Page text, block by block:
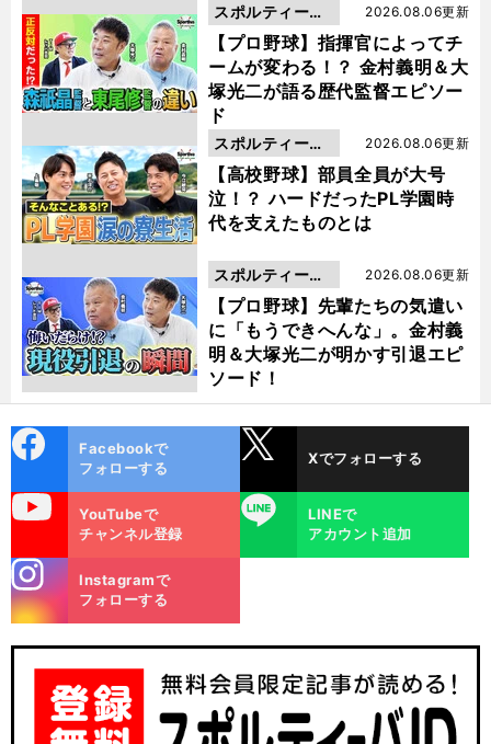
【プロ野球】指揮官によってチ
ームが変わる！？ 金村義明＆大
塚光二が語る歴代監督エピソー
ド
2026.08.06更新
スポルティーバ
動画
【高校野球】部員全員が大号
泣！？ ハードだったPL学園時
代を支えたものとは
2026.08.06更新
スポルティーバ
動画
【プロ野球】先輩たちの気遣い
に「もうできへんな」。金村義
明＆大塚光二が明かす引退エピ
ソード！
2026.08.06更新
スポルティーバ
動画
ok
Facebookで
フォローする
Xでフォローする
YouTubeで
チャンネル登録
LINE
LINEで
アカウント追加
m
Instagramで
フォローする